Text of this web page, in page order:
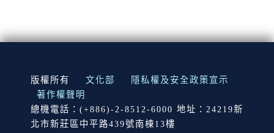
:::
版權所有 文化部
隱私權及安全政策宣示
著作權聲明
總機電話：(+886)-2-8512-6000 地址：24219新
北市新莊區中平路439號南棟13樓